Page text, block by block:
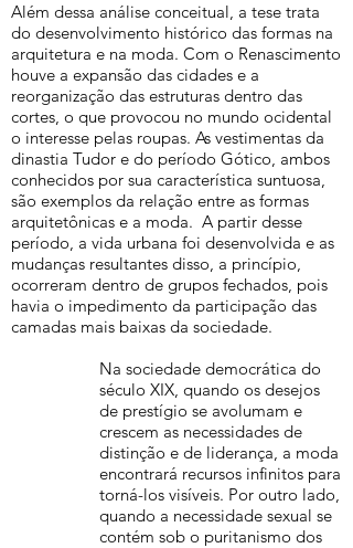
Além dessa análise conceitual, a tese trata
do desenvolvimento histórico das formas na
arquitetura e na moda. Com o Renascimento
houve a expansão das cidades e a
reorganização das estruturas dentro das
cortes, o que provocou no mundo ocidental
o interesse pelas roupas. As vestimentas da
dinastia Tudor e do período Gótico, ambos
conhecidos por sua característica suntuosa,
são exemplos da relação entre as formas
arquitetônicas e a moda. A partir desse
período, a vida urbana foi desenvolvida e as
mudanças resultantes disso, a princípio,
ocorreram dentro de grupos fechados, pois
havia o impedimento da participação das
camadas mais baixas da sociedade.
Na sociedade democrática do
século XIX, quando os desejos
de prestígio se avolumam e
crescem as necessidades de
distinção e de liderança, a moda
encontrará recursos infinitos para
torná-los visíveis. Por outro lado,
quando a necessidade sexual se
contém sob o puritanismo dos